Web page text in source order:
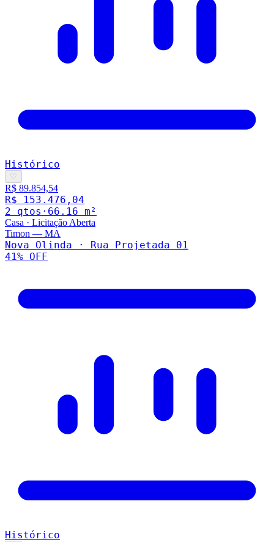
Histórico
♡
R$ 89.854,54
R$ 153.476,04
2 qtos · 66.16 m²
Casa · Licitação Aberta
Timon — MA
Nova Olinda · Rua Projetada 01
41% OFF
Histórico